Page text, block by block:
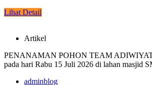
Lihat Detail
Artikel
PENANAMAN POHON TEAM
pada hari Rabu 15 Juli 2026 di lahan masjid
adminblog